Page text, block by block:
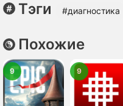
Тэги #диагностика
Похожие
9 9